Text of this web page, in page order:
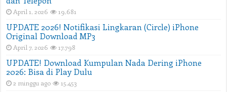
April 1, 2026 19,681
UPDATE 2026! Notifikasi Lingkaran (Circle) iPhone
Original Download MP3
April 7, 2026 17,798
UPDATE! Download Kumpulan Nada Dering iPhone
2026: Bisa di Play Dulu
2 minggu ago 15,453